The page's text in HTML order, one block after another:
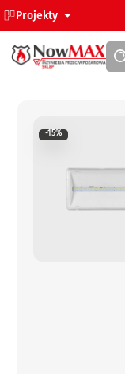
Projekty
-15%